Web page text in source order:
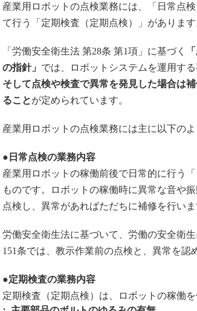
産業用ロボットの点検業務には、「日常点
て行う「定期検査（定期点検）」があります
「労働安全衛生法 第28条 第1項」に基づく
の指針」 では、ロボットシステムを運用する
そして点検や検査で異常を発見した場合は
ることが定められています。
産業用ロボットの点検業務には主に以下のよ
●日常点検の業務内容
産業用ロボットの稼働前後で日常的に行う
ものです。ロボットの稼働時に異常な音や
点検し、異常があればただちに補修を行いま
労働安全衛生法に基づいて、労働の安全衛
151条では、教示作業前の点検と、異常を認
●定期検査の業務内容
定期検査（定期点検）は、ロボットの稼働を